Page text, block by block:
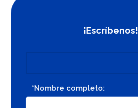
¡Escríbenos!
*Nombre completo: